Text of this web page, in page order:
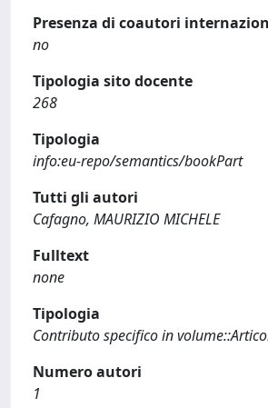
Presenza di coautori
no
Tipologia sito docente
268
Tipologia
info:eu-repo/semantics/bookPart
Tutti gli autori
Cafagno, MAURIZIO MICHELE
Fulltext
none
Tipologia
Contributo specifico in
Numero autori
1